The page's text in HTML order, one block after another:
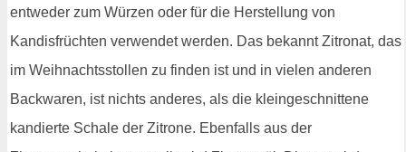
entweder zum Würzen oder für die Herstellung von
Kandisfrüchten verwendet werden. Das bekannt Zitronat, das
im Weihnachtsstollen zu finden ist und in vielen anderen
Backwaren, ist nichts anderes, als die kleingeschnittene
kandierte Schale der Zitrone. Ebenfalls aus der